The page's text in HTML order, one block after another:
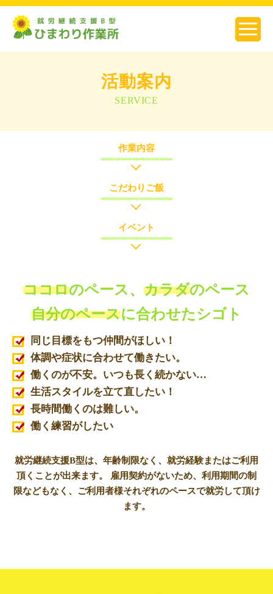
活動案内
SERVICE
作業内容
こだわりご飯
イベント
ココロのペース、 カラダのペース
自分のペースに合わせたシゴト
同じ目標をもつ仲間がほしい！
体調や症状に合わせて働きたい。
働くのが不安。いつも長く続かない…
生活スタイルを立て直したい！
長時間働くのは難しい。
働く練習がしたい
就労継続支援B型は、年齢制限なく、就労経験またはご利用
頂くことが出来ます。 雇用契約がないため、利用期間の制
限などもなく、ご利用者様それぞれのペースで就労して頂け
ます。